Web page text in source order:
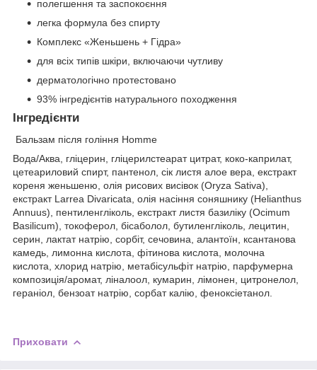
полегшення та заспокоєння
легка формула без спирту
Комплекс «Женьшень + Гідра»
для всіх типів шкіри, включаючи чутливу
дерматологічно протестовано
93% інгредієнтів натурального походження
Інгредієнти
Бальзам після гоління Homme
Вода/Аква, гліцерин, гліцерилстеарат цитрат, коко-каприлат,
цетеариловий спирт, пантенол, сік листя алое вера, екстракт
кореня женьшеню, олія рисових висівок (Oryza Sativa),
екстракт Larrea Divaricata, олія насіння соняшнику (Helianthus
Annuus), пентиленгліколь, екстракт листя базиліку (Ocimum
Basilicum), токоферол, бісаболол, бутиленгліколь, лецитин,
серин, лактат натрію, сорбіт, сечовина, алантоїн, ксантанова
камедь, лимонна кислота, фітинова кислота, молочна
кислота, хлорид натрію, метабісульфіт натрію, парфумерна
композиція/аромат, ліналоол, кумарин, лімонен, цитронелол,
гераніол, бензоат натрію, сорбат калію, феноксіетанол.
Приховати